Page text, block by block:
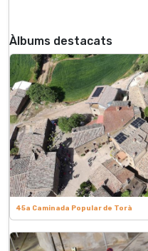
Àlbums destacats
45a Caminada Popular de Torà